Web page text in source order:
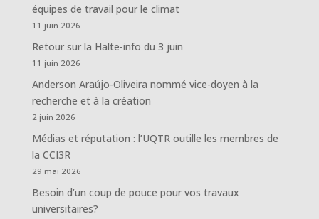
équipes de travail pour le climat
11 juin 2026
Retour sur la Halte-info du 3 juin
11 juin 2026
Anderson Araújo-Oliveira nommé vice-doyen à la
recherche et à la création
2 juin 2026
Médias et réputation : l’UQTR outille les membres de
la CCI3R
29 mai 2026
Besoin d’un coup de pouce pour vos travaux
universitaires?